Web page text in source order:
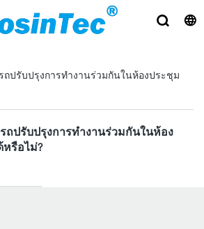
ถปรับปรุงการทำงานร่วมกันในห้องประชุม
รถปรับปรุงการทำงานร่วมกันในห้อง
รือไม่?